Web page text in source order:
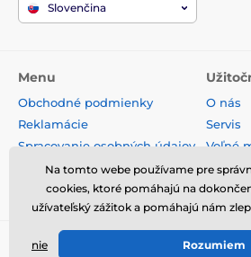
Slovenčina
Menu
Obchodné podmienky
Reklamácie
Spracovanie osobných údajov
Doprava a platba
Odstúpenie od zmluvy
O nás
Servis
Voľné
© 2026 www.mobilmajak.sk ⦁ E-shop
Na tomto webe používame pre
cookies, ktoré pomáhajú na
užívateľský zážitok a pomáhajú nám
nie Rozumiem